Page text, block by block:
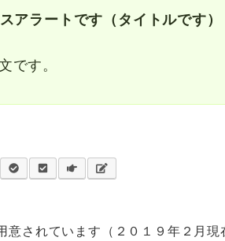
アラートです（タイトルです）
です。
意されています（２０１９年２月現